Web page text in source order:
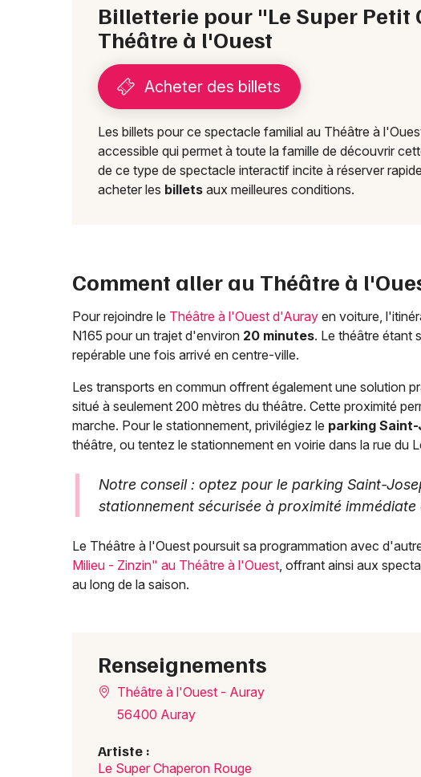
Billetterie pour "Le Super Petit
Théâtre à l'Ouest
Acheter des billets
Les billets pour ce spectacle familial au Théâtre à
accessible qui permet à toute la famille de découvrir
de ce type de spectacle interactif incite à réserver
acheter les billets aux meilleures conditions.
Comment aller au Théâtre à
Pour rejoindre le Théâtre à l'Ouest d'Auray en voiture,
N165 pour un trajet d'environ 20 minutes. Le théâtre étant
repérable une fois arrivé en centre-ville.
Les transports en commun offrent également une solution
situé à seulement 200 mètres du théâtre. Cette proximité
marche. Pour le stationnement, privilégiez le parking
théâtre, ou tentez le stationnement en voirie dans la rue du
Notre conseil : optez pour le parking Saint-
stationnement sécurisée à proximité immédiate
Le Théâtre à l'Ouest poursuit sa programmation avec
Milieu - Zinzin" au Théâtre à l'Ouest, offrant ainsi aux
au long de la saison.
Renseignements
Théâtre à l'Ouest - Auray
56400 Auray
Artiste :
Le Super Chaperon Rouge